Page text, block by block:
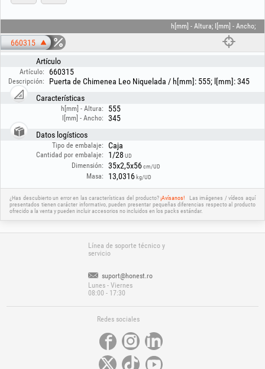
h[mm] - Altura; l[mm] - Ancho;
660315
Artículo
Artículo: 660315
Descripción:
Puerta de Chimenea Leo Niquelada / h[mm]: 555; l[mm]: 345
Características
h[mm] - Altura: 555
l[mm] - Ancho:
345
Datos logísticos
Tipo de embalaje: Caja
Cantidad por embalaje: 1/28 UD
Dimensión: 35x2,5x56cm/UD
Masa: 13,0316 kg/UD
¿Has descubierto un error en las características del producto?¡Avísanos!
Las imágenes / vídeos aquí
presentados tienen carácter informativo, pueden presentar pequeñas diferencias respecto al producto
ofrecido a la venta y pueden incluir accesorios no incluidos en los packs estándar.
Línea de soporte técnico y
servicio
suport@honest.ro
Lunes - Viernes
08:00 - 17:30
Redes sociales